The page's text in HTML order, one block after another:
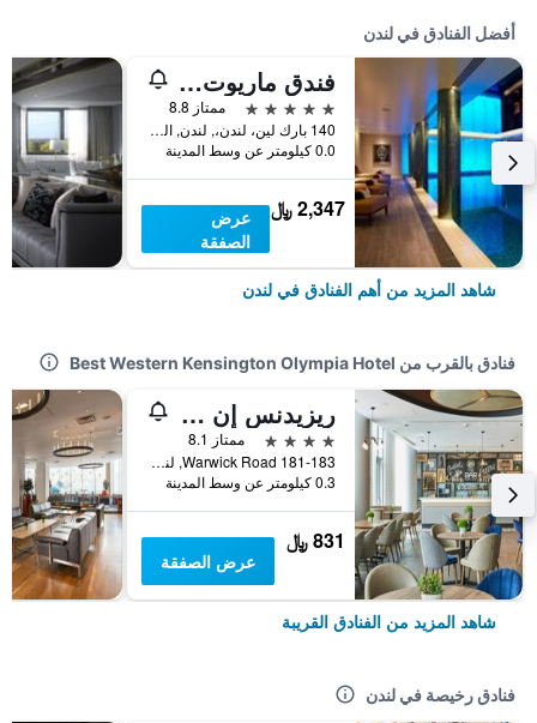
أفضل الفنادق في لندن
فندق ماريوت لندن بارك لاين
5 نجوم
ممتاز 8.8
140 بارك لين، لندن،, لندن, المملكة المتحدة
0.0 كيلومتر عن وسط المدينة
2,347 ﷼
عرض
الصفقة
شاهد المزيد من أهم الفنادق في لندن
فنادق بالقرب من Best Western Kensington Olympia Hotel
ريزيدنس إن باي ماريوت لندن كينزينجتون
4 نجوم
ممتاز 8.1
181-183 Warwick Road, لندن, المملكة المتحدة
0.3 كيلومتر عن وسط المدينة
831 ﷼
عرض الصفقة
شاهد المزيد من الفنادق القريبة
فنادق رخيصة في لندن